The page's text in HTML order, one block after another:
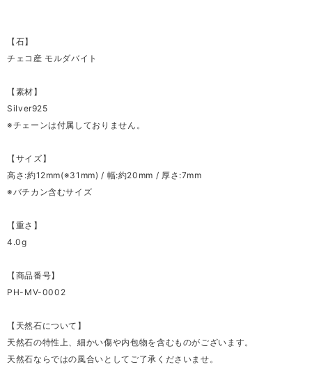
【石】
チェコ産 モルダバイト
【素材】
Silver925
※チェーンは付属しておりません。
【サイズ】
高さ:約12mm(※31mm) / 幅:約20mm / 厚さ:7mm
※バチカン含むサイズ
【重さ】
4.0g
【商品番号】
PH-MV-0002
【天然石について】
天然石の特性上、細かい傷や内包物を含むものがございます。
天然石ならではの風合いとしてご了承くださいませ。